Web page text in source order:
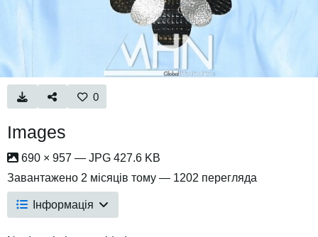
0
Images
690 × 957 — JPG 427.6 KB
Завантажено 2 місяців тому — 1202 перегляда
Інформація